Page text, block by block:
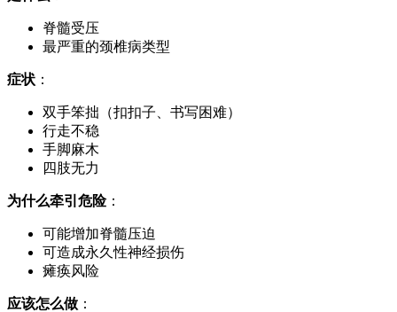
脊髓受压
最严重的颈椎病类型
症状 ：
双手笨拙（扣扣子、书写困难）
行走不稳
手脚麻木
四肢无力
为什么牵引危险：
可能增加脊髓压迫
可造成永久性神经损伤
瘫痪风险
应该怎么做 ：